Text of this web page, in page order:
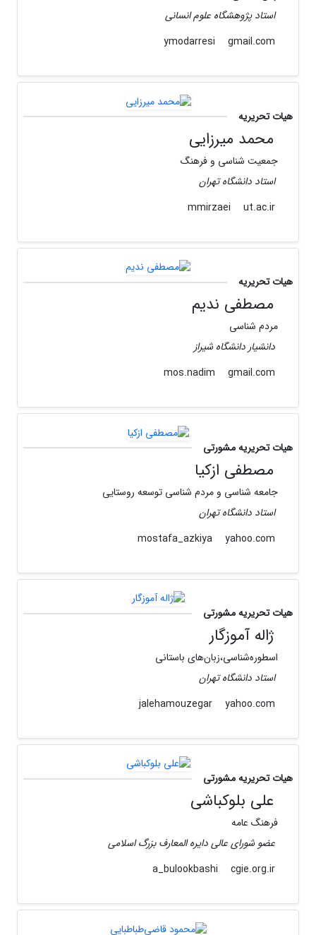
استاد پژوهشگاه علوم انسانی
gmail.com
هیات تحریریه
محمد میرزایی
جمعیت شناسی و فرهنگ
استاد دانشگاه تهران
mmirzaei
ut.ac.ir
هیات تحریریه
مصطفی ندیم
مردم شناسی
دانشیار دانشگاه شیراز
gmail.com
هیات تحریریه مشورتی
مصطفی ازکیا
جامعه شناسی و مردم شناسی توسعه روستایی
استاد دانشگاه تهران
yahoo.com
هیات تحریریه مشورتی
ژاله آموزگار
اسطوره‌شناسى،زبان‌هاى باستانى
استاد دانشگاه تهران
yahoo.com
هیات تحریریه مشورتی
علی بلوکباشی
فرهنگ عامه
عضو شورای عالی دایره المعارف بزرگ اسلامی
a_bulookbashi
cgie.org.ir